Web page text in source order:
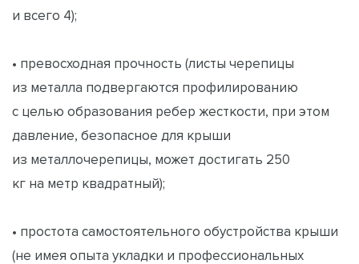
и всего 4);
• превосходная прочность (листы черепицы
из металла подвергаются профилированию
с целью образования ребер жесткости, при этом
давление, безопасное для крыши
из металлочерепицы, может достигать 250
кг на метр квадратный);
• простота самостоятельного обустройства крыши
(не имея опыта укладки и профессиональных